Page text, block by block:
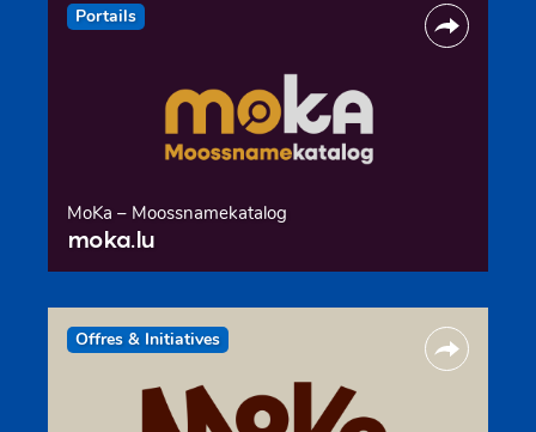
Portails
MoKa – Moossnamekatalog
moka.lu
Offres & Initiatives